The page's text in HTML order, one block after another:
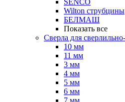
SENCO
Wilton струбцины
БЕЛМАШ
Показать все
Сверла для
10 мм
11 мм
3 мм
4 мм
5 мм
6 мм